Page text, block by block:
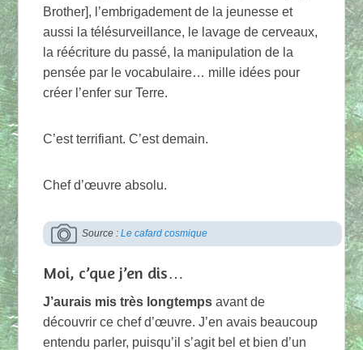
Brother], l’embrigadement de la jeunesse et
aussi la télésurveillance, le lavage de cerveaux,
la réécriture du passé, la manipulation de la
pensée par le vocabulaire… mille idées pour
créer l’enfer sur Terre.
C’est terrifiant. C’est demain.
Chef d’œuvre absolu.
Source :Le cafard cosmique
Moi, c’que j’en dis…
J’aurais mis très longtemps avant de
découvrir ce chef d’œuvre. J’en avais beaucoup
entendu parler, puisqu’il s’agit bel et bien d’un